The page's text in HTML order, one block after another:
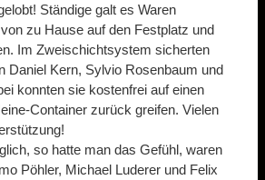
Ständige galt es Waren
zu Hause auf den Festplatz und
Im Zweischichtsystem sicherten
Daniel Kern, Sylvio Rosenbaum und
konnten sie kostenfrei auf einen
Container zurück greifen. Vielen
so hatte man das Gefühl, waren
Pöhler, Michael Luderer und Felix